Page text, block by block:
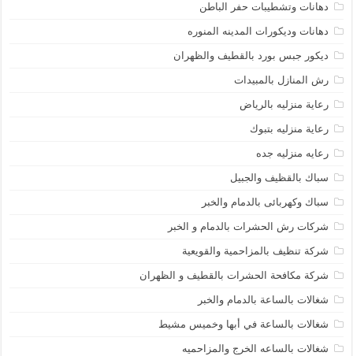
دهانات وتشطيبات حفر الباطن
دهانات وديكورات المدينه المنوره
ديكور جبس بورد بالقطيف والظهران
رش المنازل بالمبيدات
رعاية منزليه بالرياض
رعاية منزليه بتبوك
رعايه منزليه جده
سباك بالقظيف والجبيل
سباك وكهربائى بالدمام والخبر
شركات رش الحشرات بالدمام و الخبر
شركة تنظيف بالمزاحمية والقويعية
شركة مكافحة الحشرات بالقطيف و الظهران
شغالات بالساعة بالدمام والخبر
شغالات بالساعة في أبها وخميس مشيط
شغالات بالساعه الخرج والمزاحميه